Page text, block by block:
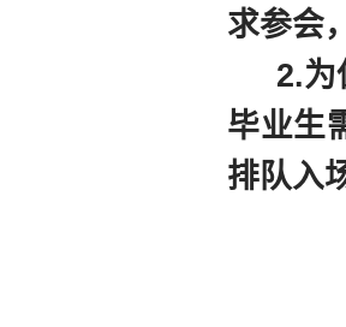
求参会
2.为
毕业生
排队入